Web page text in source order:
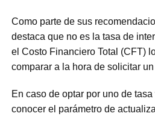
Como parte de sus
destaca que no es la tasa de
el Costo Financiero Total (CFT)
comparar a la hora de solicitar
En caso de optar por uno de
conocer el parámetro de